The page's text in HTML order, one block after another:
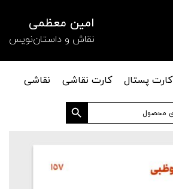
امین معظمی
نقاش و داستان‌نویس
کارت پستال کارت نقاشی
نقاشی